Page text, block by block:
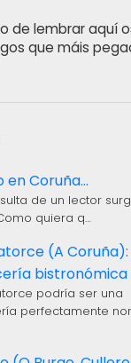
de lembrar aquí
que máis
Coruña...
de un lector
quiera q…
(A Coruña):
bistronómica
podría ser una
perfectamente